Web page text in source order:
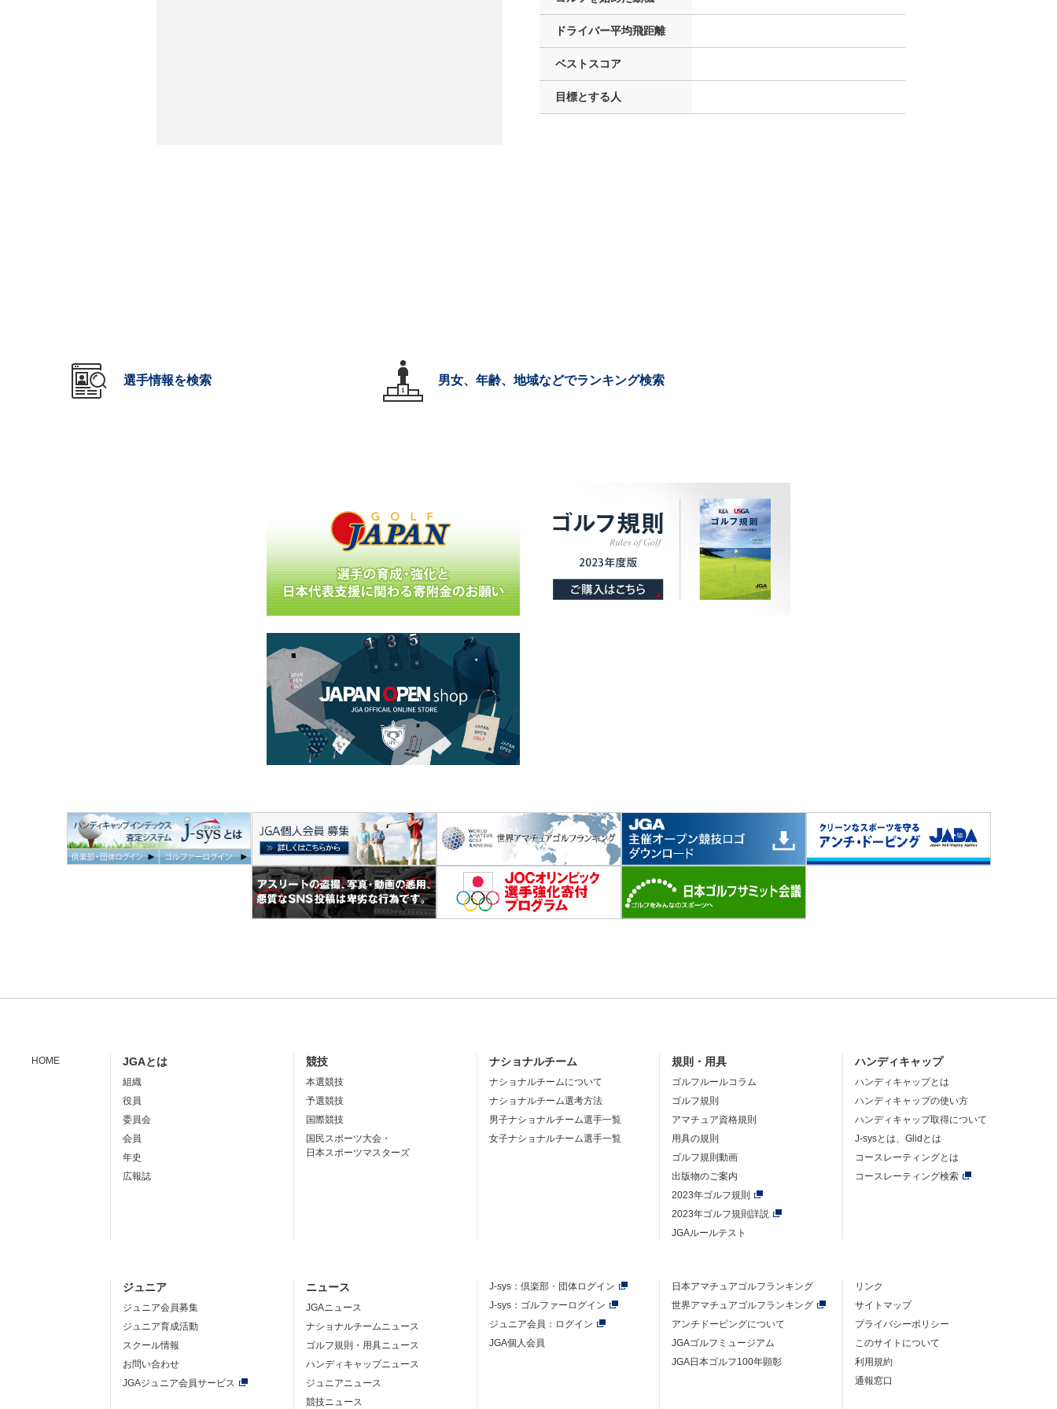
ドライバー平均飛距離
ベストスコア
目標とする人
選手情報を検索 男女、年齢、地域などでランキング検索
HOME JGAとは
組織
役員
委員会
会員
年史
広報誌
競技
本選競技
予選競技
国際競技
国民スポーツ大会・
日本スポーツマスターズ
ナショナルチーム
ナショナルチームについて
ナショナルチーム選考方法
男子ナショナルチーム選手一覧
女子ナショナルチーム選手一覧
規則・用具
ゴルフルールコラム
ゴルフ規則
アマチュア資格規則
用具の規則
ゴルフ規則動画
出版物のご案内
2023年ゴルフ規則
2023年ゴルフ規則詳説
JGAルールテスト
ハンディキャップ
ハンディキャップとは
ハンディキャップの使い方
ハンディキャップ取得について
J-sysとは、Glidとは
コースレーティングとは
コースレーティング検索
ジュニア
ジュニア会員募集
ジュニア育成活動
スクール情報
お問い合わせ
JGAジュニア会員サービス
ニュース
JGAニュース
ナショナルチームニュース
ゴルフ規則・用具ニュース
ハンディキャップニュース
ジュニアニュース
競技ニュース
J-sys： 倶楽部・団体ログイン
J-sys：ゴルファーログイン
ジュニア会員：ログイン
JGA個人会員
日本アマチュアゴルフランキング
世界アマチュアゴルフランキング
アンチドーピングについて
JGAゴルフミュージアム
JGA日本ゴルフ100年顕彰
リンク
サイトマップ
プライバシーポリシー
このサイトについて
利用規約
通報窓口